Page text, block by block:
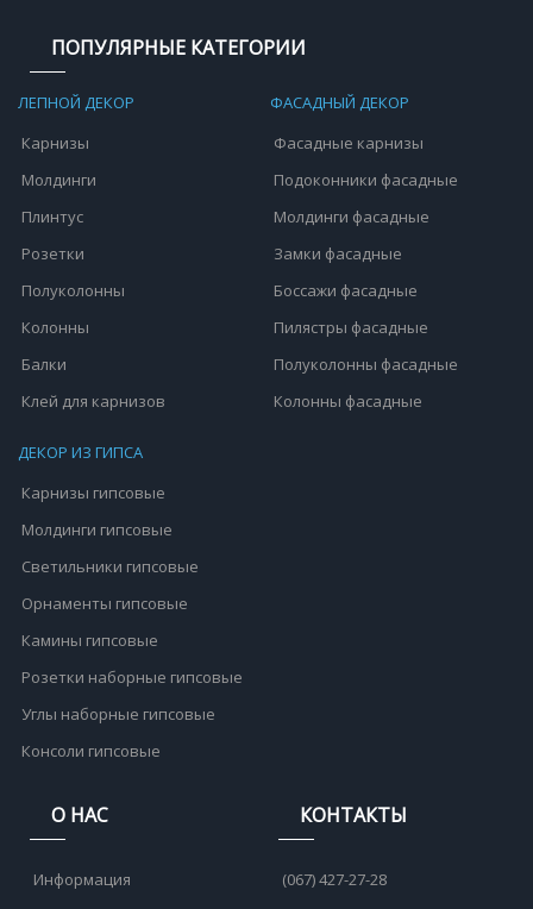
ПОПУЛЯРНЫЕ КАТЕГОРИИ
ЛЕПНОЙ ДЕКОР
Карнизы
Молдинги
Плинтус
Розетки
Полуколонны
Колонны
Балки
Клей для карнизов
ФАСАДНЫЙ ДЕКОР
Фасадные карнизы
Подоконники фасадные
Молдинги фасадные
Замки фасадные
Боссажи фасадные
Пилястры фасадные
Полуколонны фасадные
Колонны фасадные
ДЕКОР ИЗ ГИПСА
Карнизы гипсовые
Молдинги гипсовые
Светильники гипсовые
Орнаменты гипсовые
Камины гипсовые
Розетки наборные гипсовые
Углы наборные гипсовые
Консоли гипсовые
О НАС
Информация
КОНТАКТЫ
(067) 427-27-28